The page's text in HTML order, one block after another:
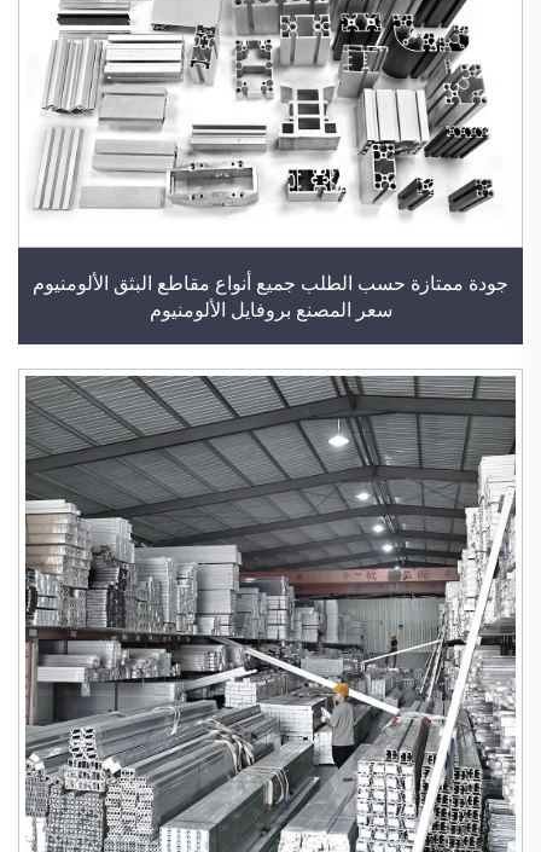
جودة ممتازة حسب الطلب جميع أنواع مقاطع البثق الألومنيوم
سعر المصنع بروفايل الألومنيوم